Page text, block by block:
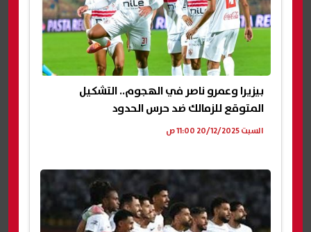
بيزيرا وعمرو ناصر في الهجوم.. التشكيل
المتوقع للزمالك ضد حرس الحدود
السبت 20/12/2025 11:00 ص